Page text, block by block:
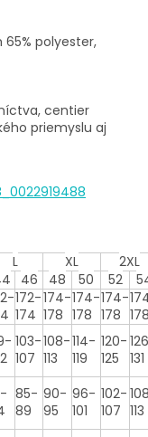
polyester,
centier
priemyslu aj
L XL
2XL
46 48 50 52
172-
174
174-
178
174-
178
174-
178
103-
107
108-
113
114-
119
120-
125
131
85-
89
90-
95
96-
101
102-
107 113